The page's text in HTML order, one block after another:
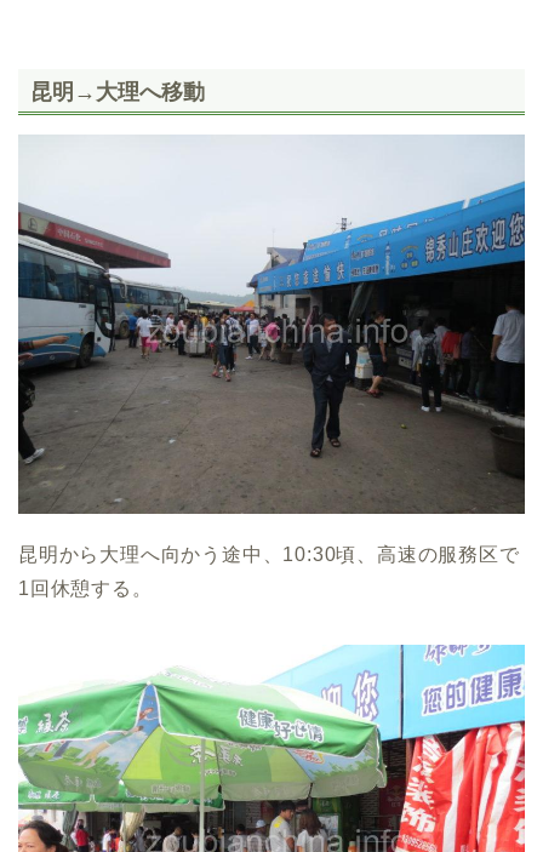
昆明→大理へ移動
昆明から大理へ向かう途中、10:30頃、高速の服務区で
1回休憩する。